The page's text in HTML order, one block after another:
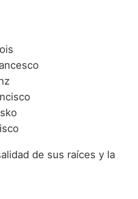
de sus raíces y la